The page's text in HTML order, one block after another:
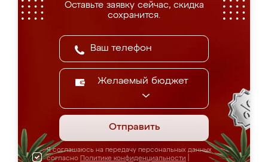
Оставьте заявку сейчас, скидка
сохранится.
Желаемый бюджет
Отправить
Я соглашаюсь на передачу персональных данных
согласно Политике конфиденциальности